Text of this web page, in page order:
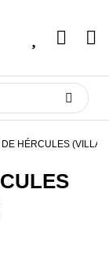
DE HÉRCULES